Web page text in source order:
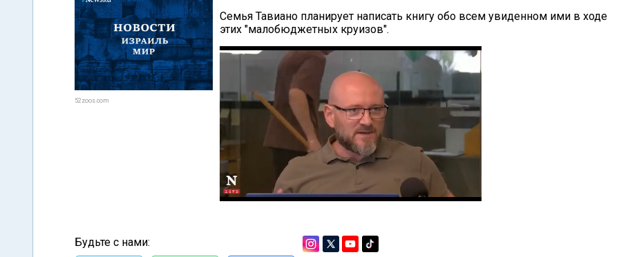
52zoos.com
Семья Тавиано планирует написать книгу обо всем увиденном ими в ходе
этих "малобюджетных круизов".
Будьте с нами: